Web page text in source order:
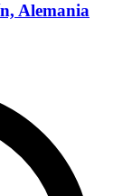
Alemania